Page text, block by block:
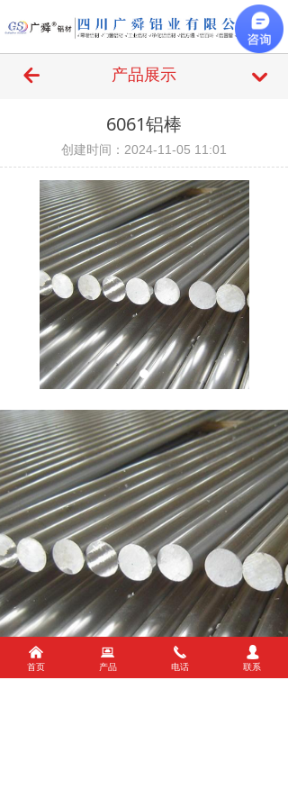
끀
6061铝棒
创建时间： 2024-11-05 11:01
녔 产品展示 낔
낀
首页
뀵
产品
끅
电话
넙
联系